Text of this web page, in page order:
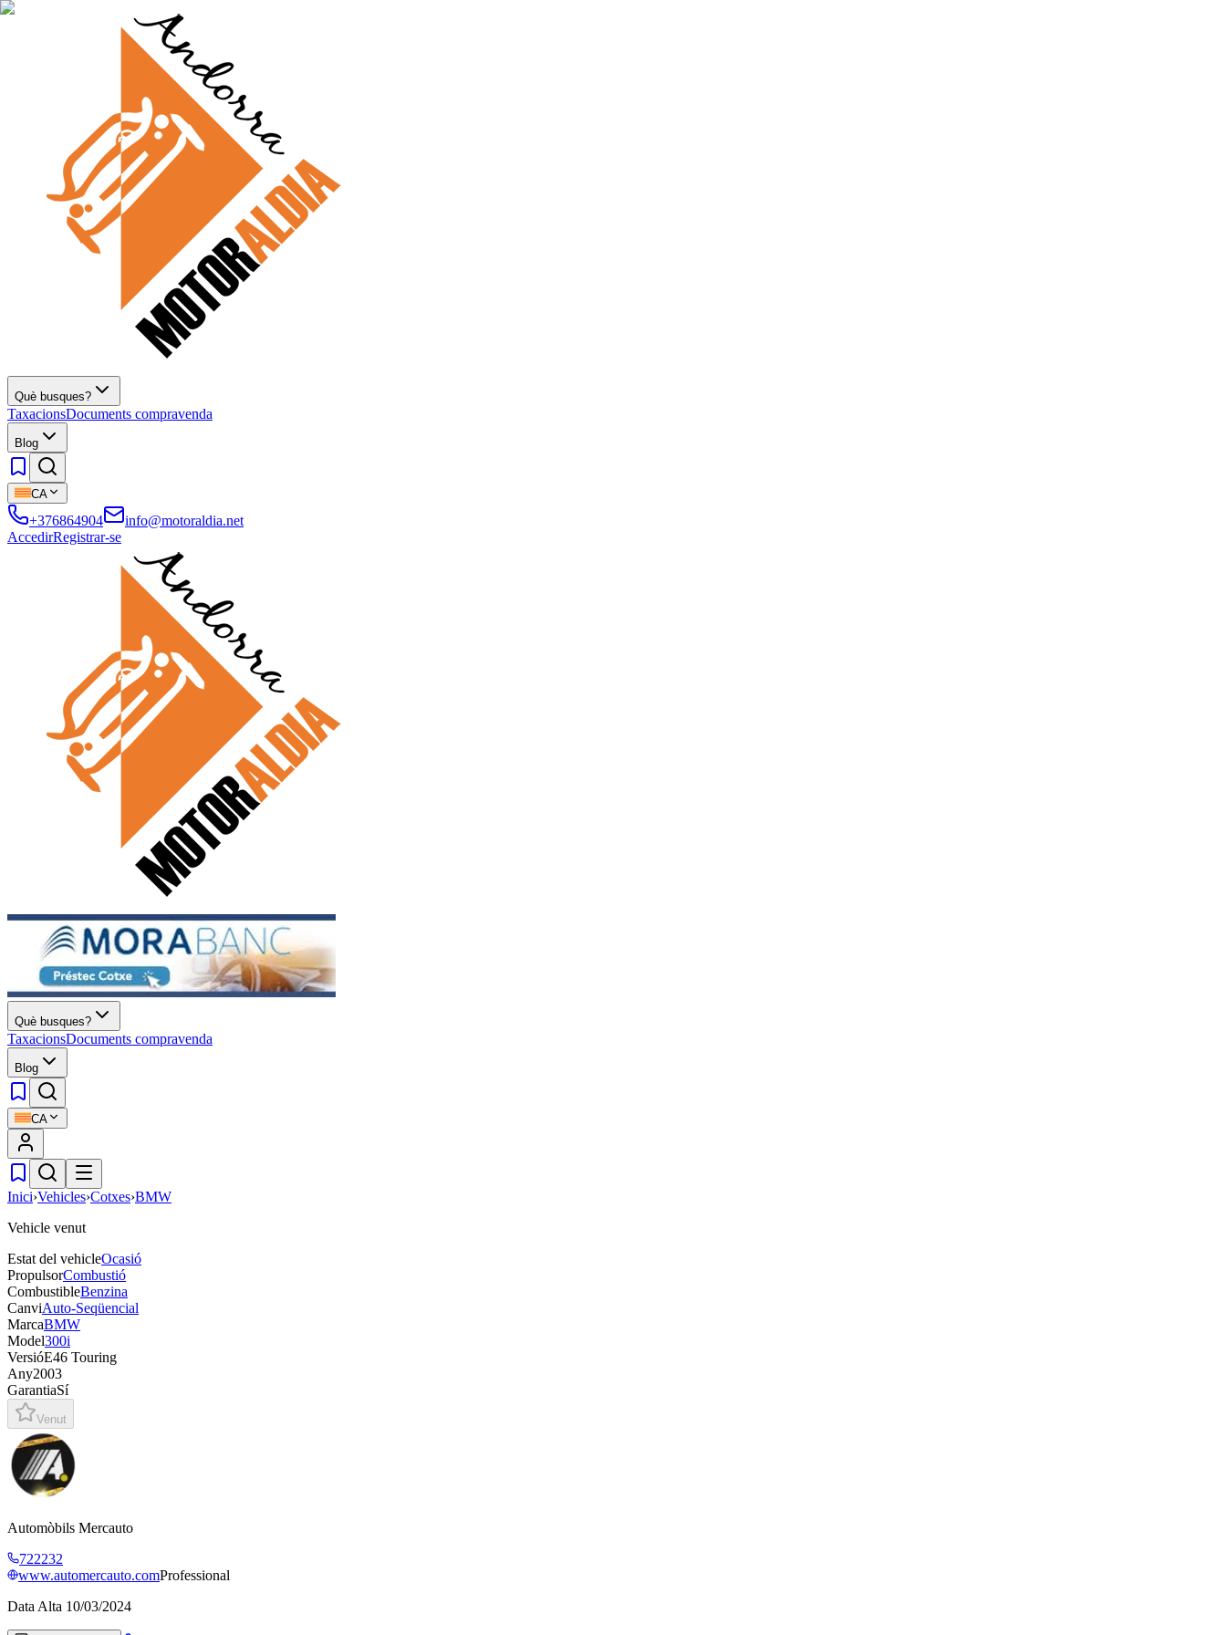
Què busques?
TaxacionsDocuments compravenda
Blog
CA
+376864904
info@motoraldia.net
AccedirRegistrar-se
Què busques?
TaxacionsDocuments compravenda
Blog
CA
Inici›Vehicles›Cotxes›BMW
Vehicle venut
Estat del vehicleOcasió
PropulsorCombustió
CombustibleBenzina
CanviAuto-Seqüencial
MarcaBMW
Model300i
VersióE46 Touring
Any2003
GarantiaSí
Venut
Automòbils Mercauto
722232
www.automercauto.comProfessional
Data Alta 10/03/2024